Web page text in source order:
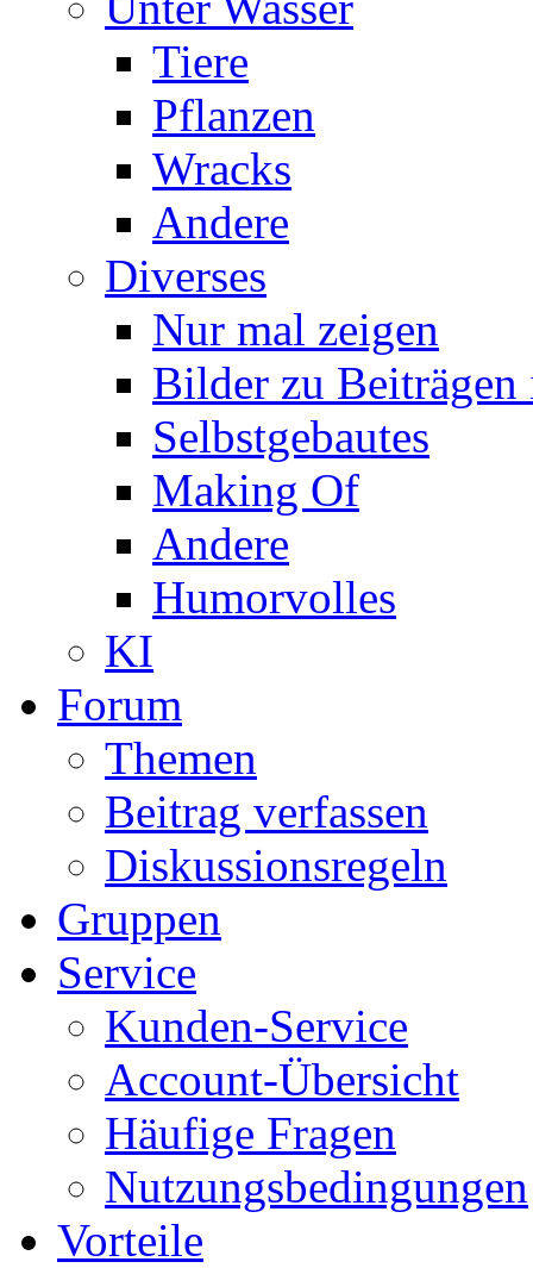
Tiere
Pflanzen
Wracks
Andere
Diverses
Nur mal zeigen
Bilder zu
Selbstgebautes
Making Of
Andere
Humorvolles
KI
Forum
Themen
Beitrag verfassen
Diskussionsregeln
Gruppen
Service
Kunden-Service
Account-Übersicht
Häufige Fragen
Nutzungsbedingungen
Vorteile